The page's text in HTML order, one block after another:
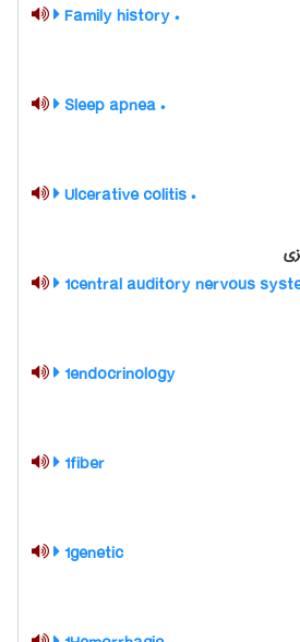
• Family history
• Sleep apnea
• Ulcerative colitis
1central auditory nervous
1endocrinology
1fiber
1genetic